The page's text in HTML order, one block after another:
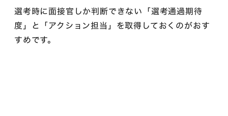
選考時に面接官しか判断できない「選考通過期待
度」と「アクション担当」を取得しておくのがおす
すめです。